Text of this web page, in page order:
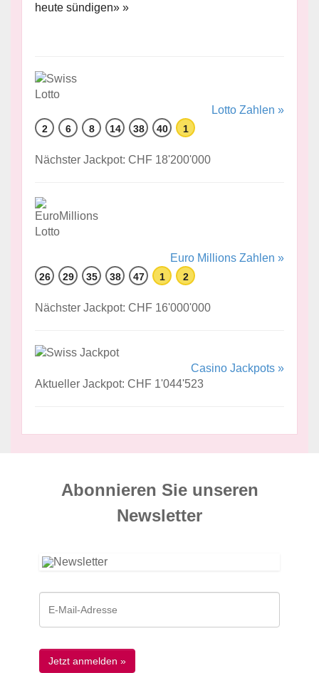
heute sündigen» »
Lotto Zahlen »
2 6 8 14 38 40 1
Nächster Jackpot: CHF 18'200'000
Euro Millions Zahlen »
26 29 35 38 47 1 2
Nächster Jackpot: CHF 16'000'000
Casino Jackpots »
Aktueller Jackpot: CHF 1'044'523
Abonnieren Sie unseren
News­letter